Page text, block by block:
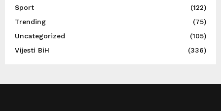
Sport
(122)
Trending
(75)
Uncategorized
(105)
Vijesti BiH
(336)